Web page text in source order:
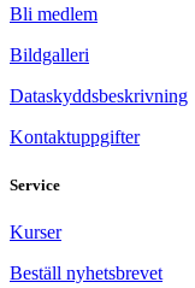
Bli medlem
Bildgalleri
Dataskyddsbeskrivning
Kontaktuppgifter
Service
Kurser
Beställ nyhetsbrevet